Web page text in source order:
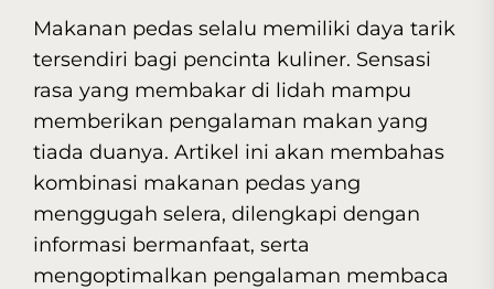
Makanan pedas selalu memiliki daya tarik
tersendiri bagi pencinta kuliner. Sensasi
rasa yang membakar di lidah mampu
memberikan pengalaman makan yang
tiada duanya. Artikel ini akan membahas
kombinasi makanan pedas yang
menggugah selera, dilengkapi dengan
informasi bermanfaat, serta
mengoptimalkan pengalaman membaca